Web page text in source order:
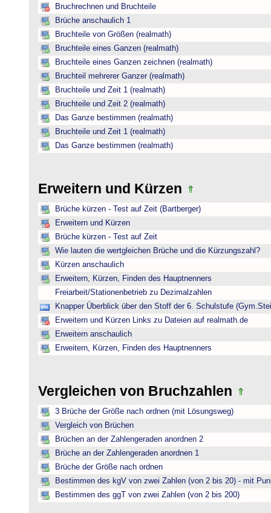
Bruchrechnen und Bruchteile
Brüche anschaulich 1
Bruchteile von Größen (realmath)
Bruchteile eines Ganzen (realmath)
Bruchteile eines Ganzen zeichnen (realmath)
Bruchteil mehrerer Ganzer (realmath)
Bruchteile und Zeit 1 (realmath)
Bruchteile und Zeit 2 (realmath)
Das Ganze bestimmen (realmath)
Bruchteile und Zeit 1 (realmath)
Das Ganze bestimmen (realmath)
Erweitern und Kürzen
Brüche kürzen - Test auf Zeit (Bartberger)
Erweitern und Kürzen
Brüche kürzen - Test auf Zeit
Wie lauten die wertgleichen Brüche und die Kürzungszahl?
Kürzen anschaulich
Erweitern, Kürzen, Finden des Hauptnenners
Freiarbeit/Stationenbetrieb zu Dezimalzahlen
Knapper Überblick über den Stoff der 6. Schulstufe
Erweitern und Kürzen Links zu Dateien auf realmath.de
Erweitern anschaulich
Erweitern, Kürzen, Finden des Hauptnenners
Vergleichen von Bruchzahlen
3 Brüche der Größe nach ordnen (mit Lösungsweg)
Vergleich von Brüchen
Brüchen an der Zahlengeraden anordnen 2
Brüche an der Zahlengeraden anordnen 1
Brüche der Größe nach ordnen
Bestimmen des kgV von zwei Zahlen (von 2 bis 20) - mit
Bestimmen des ggT von zwei Zahlen (von 2 bis 200)